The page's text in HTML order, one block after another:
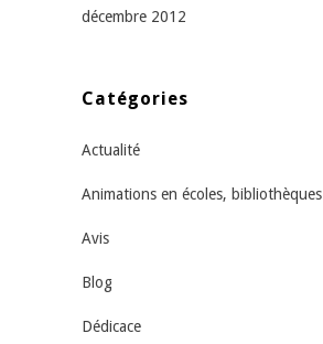
décembre 2012
Catégories
Actualité
Animations en écoles, bibliothèques
Avis
Blog
Dédicace